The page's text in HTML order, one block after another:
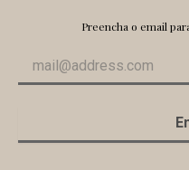
Preencha o email